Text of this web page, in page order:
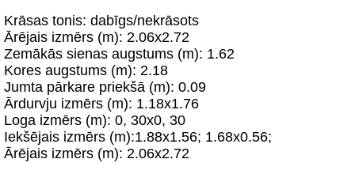
Krāsas tonis: dabīgs/nekrāsots
Ārējais izmērs (m): 2.06x2.72
Zemākās sienas augstums (m): 1.62
Kores augstums (m): 2.18
Jumta pārkare priekšā (m): 0.09
Ārdurvju izmērs (m): 1.18x1.76
Loga izmērs (m): 0, 30x0, 30
Iekšējais izmērs (m):1.88x1.56; 1.68x0.56;
Ārējais izmērs (m): 2.06x2.72